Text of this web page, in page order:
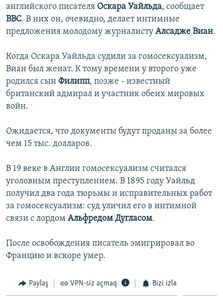
ARAŞDIRMA
MULTIMEDIA
FOTOQALEREYA
İNFOQRAFIKA
OXU ZALI
AZƏRBAYCAN ƏDƏBIYYATI KITABXANASI
İSLAM VƏ DEMOKRATIYA
HAQQIMIZDA
MISSIYAMIZ
PEŞƏ ETIKASI VƏ JURNALISTIKA STANDARTLARIMIZ
AZADLIQRADIOSU MOBIL TELEFONUNUZDA
XƏBƏR BÜLLETENLƏRIMIZ
BIZI IZLƏ
RFE/RL-in bütün saytları
английского писателя Оскара Уайльда, сообщает
ВВС. В них он, очевидно, делает интимные
предложения молодому журналисту Алсадже Виан.
Когда Оскара Уайльда судили за гомосексуализм,
Виан был женат. К тому времени у второго уже
родился сын Филипп, позже - известный
британский адмирал и участник обеих мировых
войн.
Ожидается, что документы будут проданы за более
чем 15 тыс. долларов.
В 19 веке в Англии гомосексуализм считался
уголовным преступлением. В 1895 году Уайльд
получил два года тюрьмы и исправительных работ
за гомосексуализм: суд уличил его в интимной
связи с лордом Альфредом Дугласом.
После освобождения писатель эмигрировал во
Францию и вскоре умер.
Paylaş VPN-siz açmaq Bizi izlə